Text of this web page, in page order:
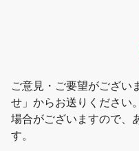
ご意見・ご要望がござい
せ」からお送りください
場合がございますので、
す。